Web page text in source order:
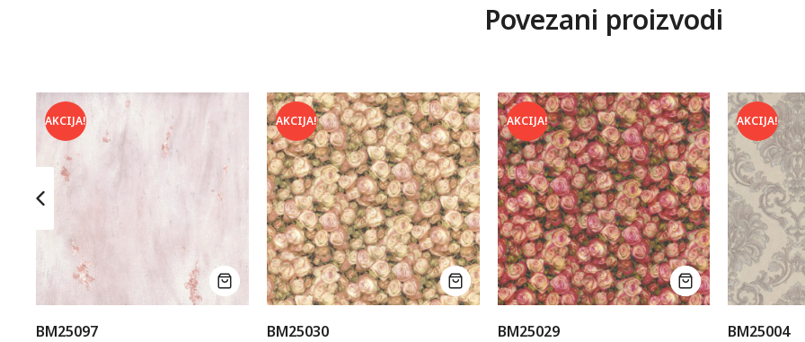
Povezani proizvodi
AKCIJA!
BM25097
AKCIJA!
BM25030
AKCIJA!
BM25029
AKCIJA!
BM25004